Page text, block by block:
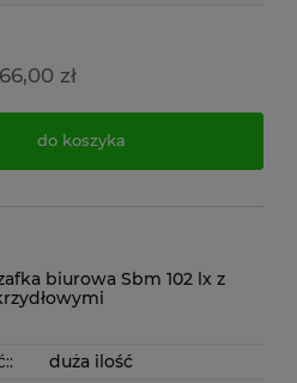
zł
do koszyka
biurowa Sbm 102 lx z
duża ilość